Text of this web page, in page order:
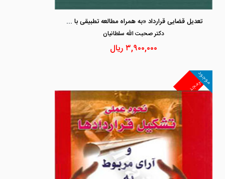
تعدیل قضایی قرارداد «به همراه مطالعه تطبیقی با حقوق انگلیس و مصر»
دكتر صحبت الله سلطانيان
۳,۹۰۰,۰۰۰ریال
غیرمجد
موجود